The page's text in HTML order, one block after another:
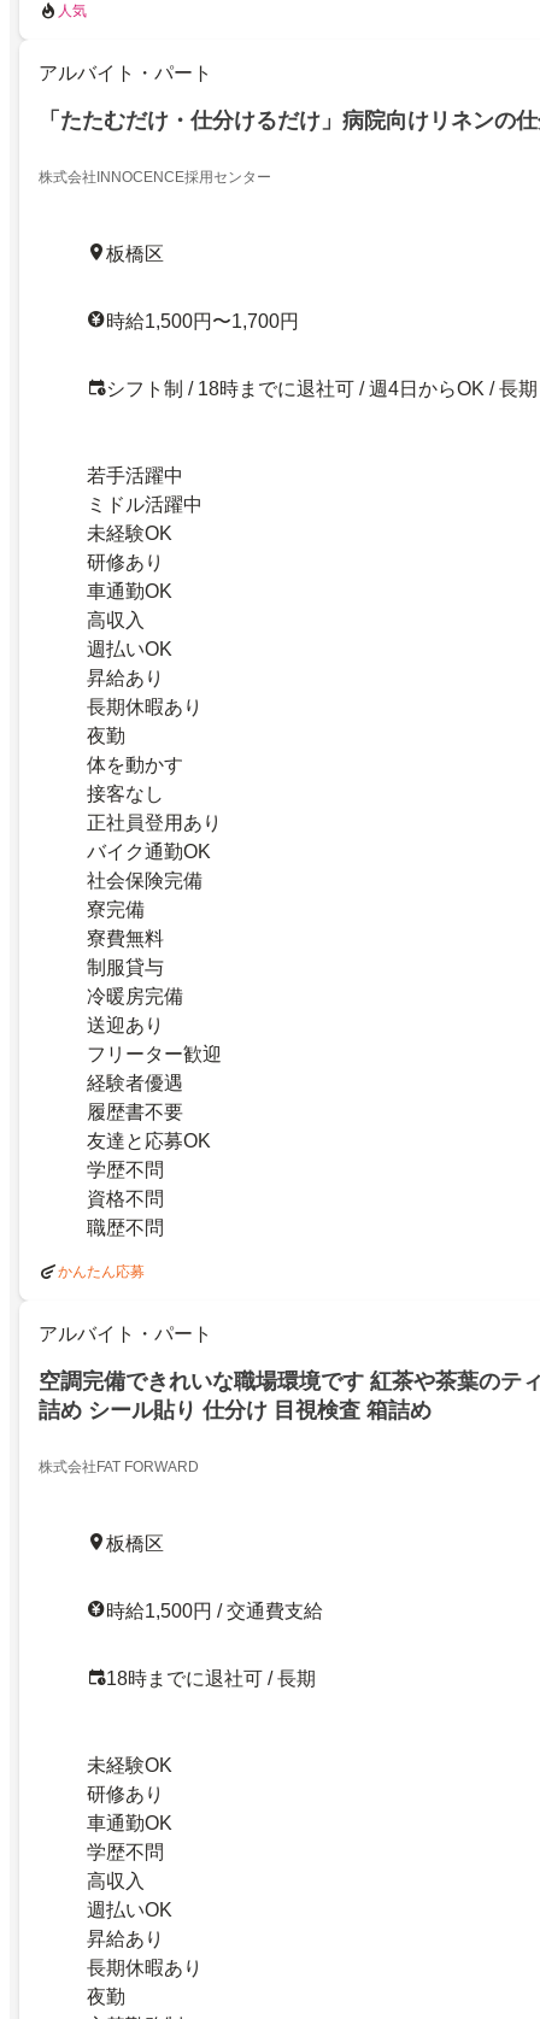
人気
アルバイト・パート
「たたむだけ・仕分けるだけ」病院向けリネンの
株式会社INNOCENCE採用センター
板橋区
時給1,500円〜1,700円
シフト制 / 18時までに退社可 / 週4日からOK / 長期
若手活躍中
ミドル活躍中
未経験OK
研修あり
車通勤OK
高収入
週払いOK
昇給あり
長期休暇あり
夜勤
体を動かす
接客なし
正社員登用あり
バイク通勤OK
社会保険完備
寮完備
寮費無料
制服貸与
冷暖房完備
送迎あり
フリーター歓迎
経験者優遇
履歴書不要
友達と応募OK
学歴不問
資格不問
職歴不問
かんたん応募
アルバイト・パート
空調完備できれいな職場環境です 紅茶や茶葉のテ
詰め シール貼り 仕分け 目視検査 箱詰め
株式会社FAT FORWARD
板橋区
時給1,500円 / 交通費支給
18時までに退社可 / 長期
未経験OK
研修あり
車通勤OK
学歴不問
高収入
週払いOK
昇給あり
長期休暇あり
夜勤